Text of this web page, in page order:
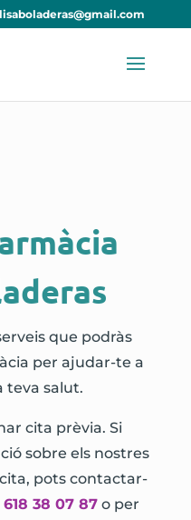
que podràs
per ajudar-te a
teva salut.
cita prèvia. Si
sobre els nostres
pots contactar-
38 07 87 o per